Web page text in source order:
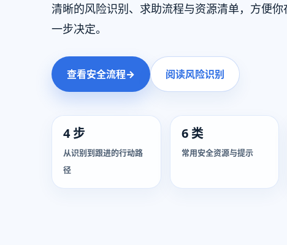
清晰的风险识别、求助流程与资源清单，方便
一步决定。
查看安全流程→ 阅读风险识别
4 步
从识别到跟进的行动路
径
6 类
常用安全资源与提示